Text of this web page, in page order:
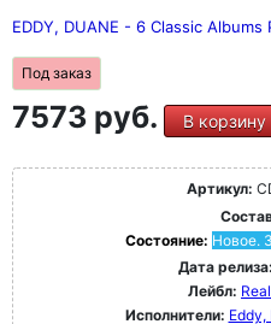
EDDY, DUANE - 6 Classic Albums
Под заказ
7573 руб. В корзину
Артикул:
Состояние: Новое.
Дата релиза:
Лейбл:
Исполнители: Eddy,